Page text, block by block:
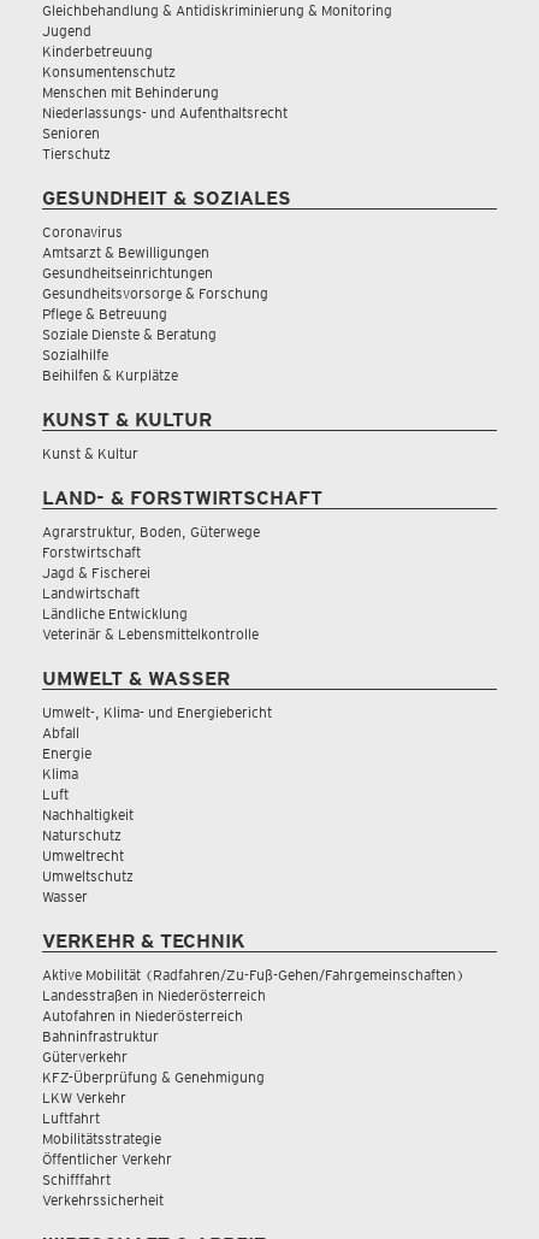
Gleichbehandlung & Antidiskriminierung & Monitoring
Jugend
Kinderbetreuung
Konsumentenschutz
Menschen mit Behinderung
Niederlassungs- und Aufenthaltsrecht
Senioren
Tierschutz
GESUNDHEIT & SOZIALES
Coronavirus
Amtsarzt & Bewilligungen
Gesundheitseinrichtungen
Gesundheitsvorsorge & Forschung
Pflege & Betreuung
Soziale Dienste & Beratung
Sozialhilfe
Beihilfen & Kurplätze
KUNST & KULTUR
Kunst & Kultur
LAND- & FORSTWIRTSCHAFT
Agrarstruktur, Boden, Güterwege
Forstwirtschaft
Jagd & Fischerei
Landwirtschaft
Ländliche Entwicklung
Veterinär & Lebensmittelkontrolle
UMWELT & WASSER
Umwelt-, Klima- und Energiebericht
Abfall
Energie
Klima
Luft
Nachhaltigkeit
Naturschutz
Umweltrecht
Umweltschutz
Wasser
VERKEHR & TECHNIK
Aktive Mobilität (Radfahren/Zu-Fuß-Gehen/Fahrgemeinschaften)
Landesstraßen in Niederösterreich
Autofahren in Niederösterreich
Bahninfrastruktur
Güterverkehr
KFZ-Überprüfung & Genehmigung
LKW Verkehr
Luftfahrt
Mobilitätsstrategie
Öffentlicher Verkehr
Schifffahrt
Verkehrssicherheit